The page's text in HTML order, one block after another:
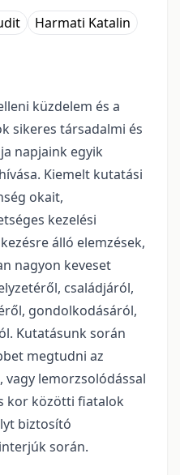
Harmati Katalin
küzdelem és a
sikeres társadalmi és
napjaink egyik
Kiemelt kutatási
okait,
kezelési
álló elemzések,
nagyon keveset
családjáról,
gondolkodásáról,
Kutatásunk során
megtudni az
lemorzsolódással
kor közötti fiatalok
biztosító
során.